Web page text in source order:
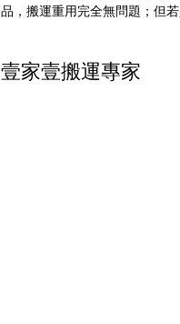
品，搬運重用完全無問題；但
壹家壹搬運專家